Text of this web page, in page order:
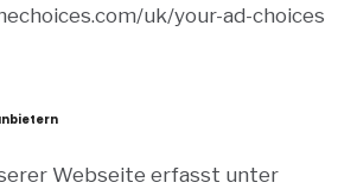
uk/your-ad-choices
Webseite erfasst unter